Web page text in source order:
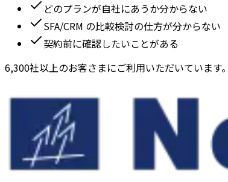
どのプランが自社にあうか分からない
SFA/CRM の比較検討の仕方が分からない
契約前に確認したいことがある
6,300社以上のお客さまにご利用いただいています。